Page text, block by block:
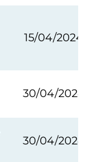
15/04/2024
30/04/2024
30/04/2024